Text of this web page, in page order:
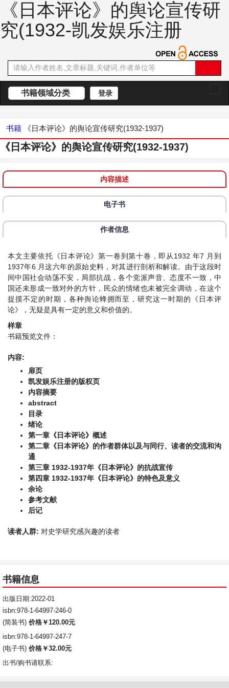
《日本评论》的舆论宣传研
究(1932-凯发娱乐注册
书籍领域分类 登录
换
书籍 《日本评论》的舆论宣传研究(1932-1937)
《日本评论》的舆论宣传研究(1932-1937)
内容描述
电子书
作者信息
本文主要依托《日本评论》第一卷到第十卷，即从1932 年7 月到
1937年6 月这六年的原始史料，对其进行剖析和解读。由于这段时
间中国社会动荡不安，局部抗战，各个党派声音、态度不一致，中
国还未形成一致对外的方针，民众的情绪也未被完全调动，在这个
捉摸不定的时期，各种舆论蜂拥而至，研究这一时期的《日本评
论》，无疑是具有一定的意义和价值的。
样章
书籍预览文件：
内容:
扉页
凯发娱乐注册的版权页
内容摘要
abstract
目录
绪论
第一章《日本评论》概述
第二章《日本评论》的作者群体以及与同行、读者的交流和沟
通
第三章 1932-1937年《日本评论》的抗战宣传
第四章 1932-1937年《日本评论》的特色及意义
余论
参考文献
后记
读者人群: 对史学研究感兴趣的读者
书籍信息
出版日期:2022-01
isbn:978-1-64997-246-0
(简装书) 价格￥120.00元
isbn:978-1-64997-247-7
(电子书) 价格￥32.00元
出书/购书请联系: